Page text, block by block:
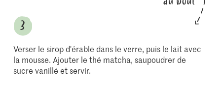
Verser le sirop d'érable dans le verre, puis le lait avec
la mousse. Ajouter le thé matcha, saupoudrer de
sucre vanillé et servir.